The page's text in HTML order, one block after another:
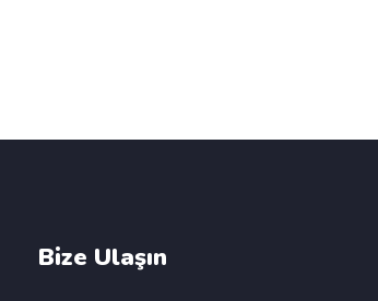
Bize Ulaşın